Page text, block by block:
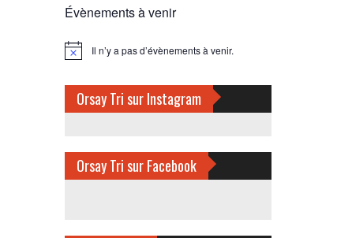
Évènements à venir
Notice Il n’y a pas d’évènements à venir.
Orsay Tri sur Instagram
Orsay Tri sur Facebook